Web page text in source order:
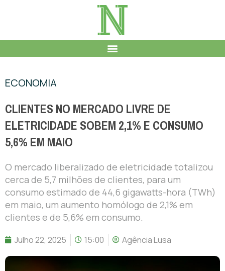
ECONOMIA
CLIENTES NO MERCADO LIVRE DE
ELETRICIDADE SOBEM 2,1% E CONSUMO
5,6% EM MAIO
O mercado liberalizado de eletricidade totalizou
cerca de 5,7 milhões de clientes, para um
consumo estimado de 44,6 gigawatts-hora (TWh)
em maio, um aumento homólogo de 2,1% em
clientes e de 5,6% em consumo.
Julho 22, 2025 15:00 Agência Lusa